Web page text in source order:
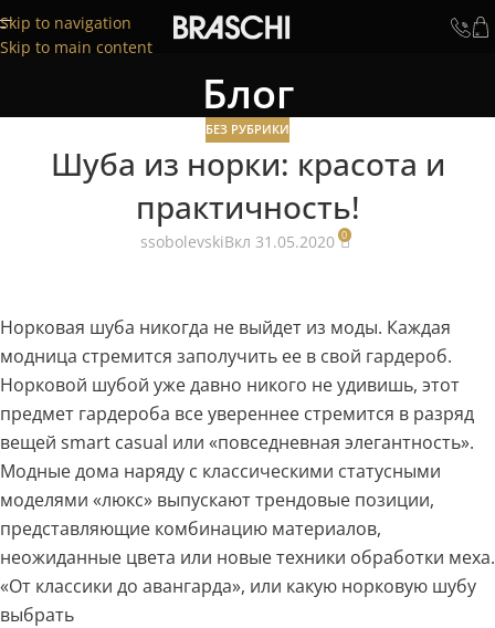
Skip to navigation
Skip to main content
Блог
БЕЗ РУБРИКИ
Шуба из норки: красота и
практичность!
ssobolevskiВкл 31.05.2020 0
Норковая шуба никогда не выйдет из моды. Каждая
модница стремится заполучить ее в свой гардероб.
Норковой шубой уже давно никого не удивишь, этот
предмет гардероба все увереннее стремится в разряд
вещей smart casual или «повседневная элегантность».
Модные дома наряду с классическими статусными
моделями «люкс» выпускают трендовые позиции,
представляющие комбинацию материалов,
неожиданные цвета или новые техники обработки меха.
«От классики до авангарда», или какую норковую шубу
выбрать